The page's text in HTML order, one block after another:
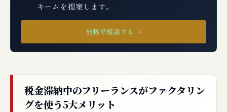
キームを提案します。
無料で相談する →
税金滞納中のフリーランスがファクタリン
グを使う5大メリット